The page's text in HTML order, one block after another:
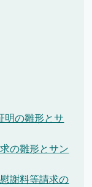
明の雛形とサ
の雛形とサン
謝料等請求の